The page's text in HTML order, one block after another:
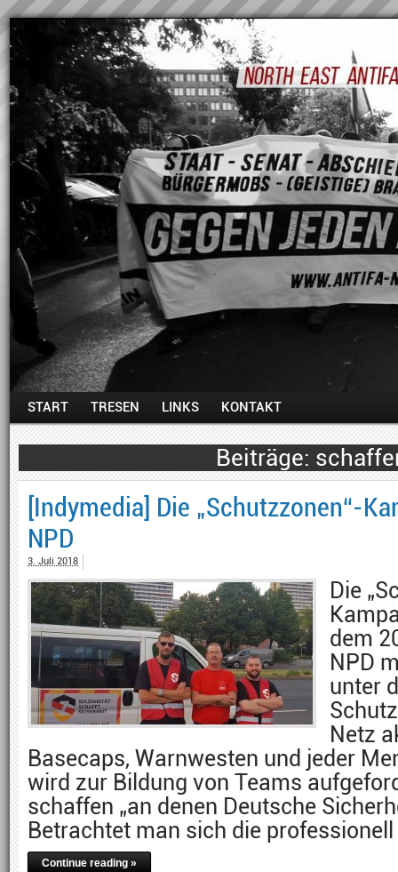
START TRESEN LINKS KONTAKT
[Indymedia] Die „Schutzzonen“-
NPD
3. Juli 2018
Die
dem
NPD
unter
Netz
Basecaps, Warnwesten und jeder
wird zur Bildung von Teams
schaffen „an denen Deutsche
Betrachtet man sich die
Continue reading »